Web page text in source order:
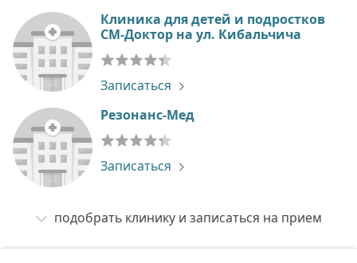
Клиника для детей и подростков
СМ-Доктор на ул. Кибальчича
Записаться
Резонанс-Мед
Записаться
подобрать клинику и записаться на прием